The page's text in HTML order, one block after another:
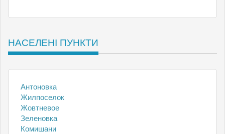
НАСЕЛЕНІ ПУНКТИ
Антоновка
Жилпоселок
Жовтневое
Зеленовка
Комишани